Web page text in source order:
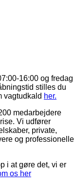
16:00 og fredag
stilles du
vagtudkald her.
medarbejdere
Vi udfører
private,
og professionelle
i at gøre det, vi er
os her